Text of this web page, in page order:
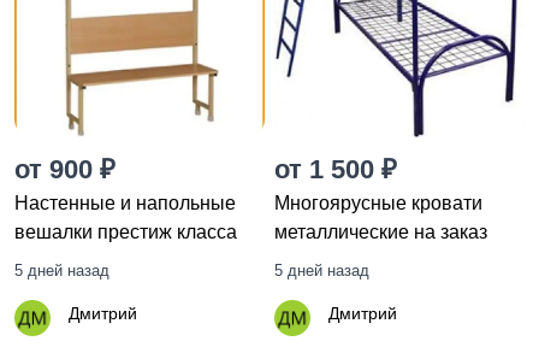
от 900 ₽
Настенные и напольные
вешалки престиж класса
5 дней назад
Дмитрий
от 1 500 ₽
Многоярусные кровати
металлические на заказ
5 дней назад
Дмитрий